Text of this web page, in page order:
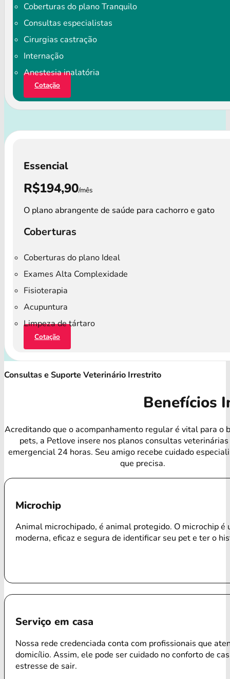
Coberturas do plano Tranquilo
Consultas especialistas
Cirurgias castração
Internação
Anestesia inalatória
Cotação
Essencial
R$194,90/mês
O plano abrangente de saúde para cachorro e gato
Coberturas
Coberturas do plano Ideal
Exames Alta Complexidade
Fisioterapia
Acupuntura
Limpeza de tártaro
Cotação
Consultas e Suporte Veterinário Irrestrito
Benefícios
Acreditando que o acompanhamento regular é vital para o
pets, a Petlove insere nos planos consultas
emergencial 24 horas. Seu amigo recebe cuidado
que precisa.
Microchip
Animal microchipado, é animal protegido. O microchip é
moderna, eficaz e segura de identificar seu pet e ter o
Serviço em casa
Nossa rede credenciada conta com profissionais que
domicílio. Assim, ele pode ser cuidado no conforto de
estresse de sair.